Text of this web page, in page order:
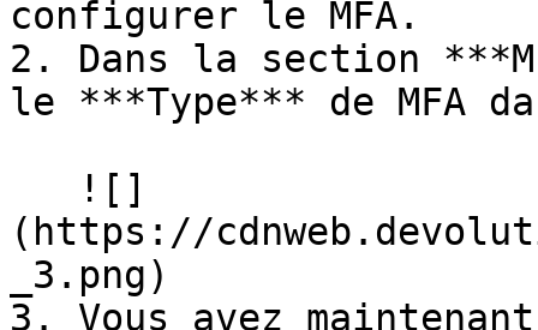
configurer le MFA.
2. Dans la section
le ***Type*** de MFA
(https://
_3.png)
3. Vous avez